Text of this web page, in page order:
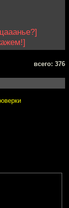
всего: 376